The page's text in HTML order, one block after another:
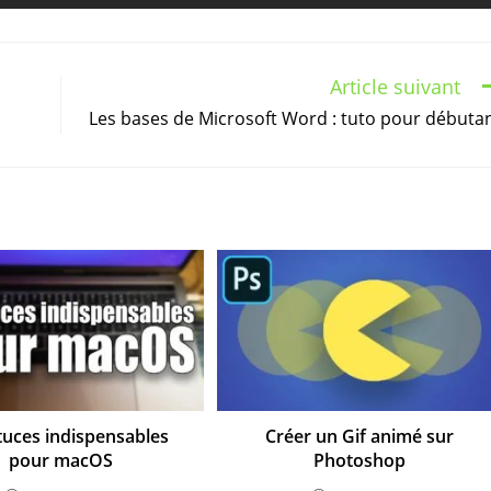
Article suivant
Les bases de Microsoft Word : tuto pour
indispensables
pour macOS
Créer un Gif animé sur
Photoshop